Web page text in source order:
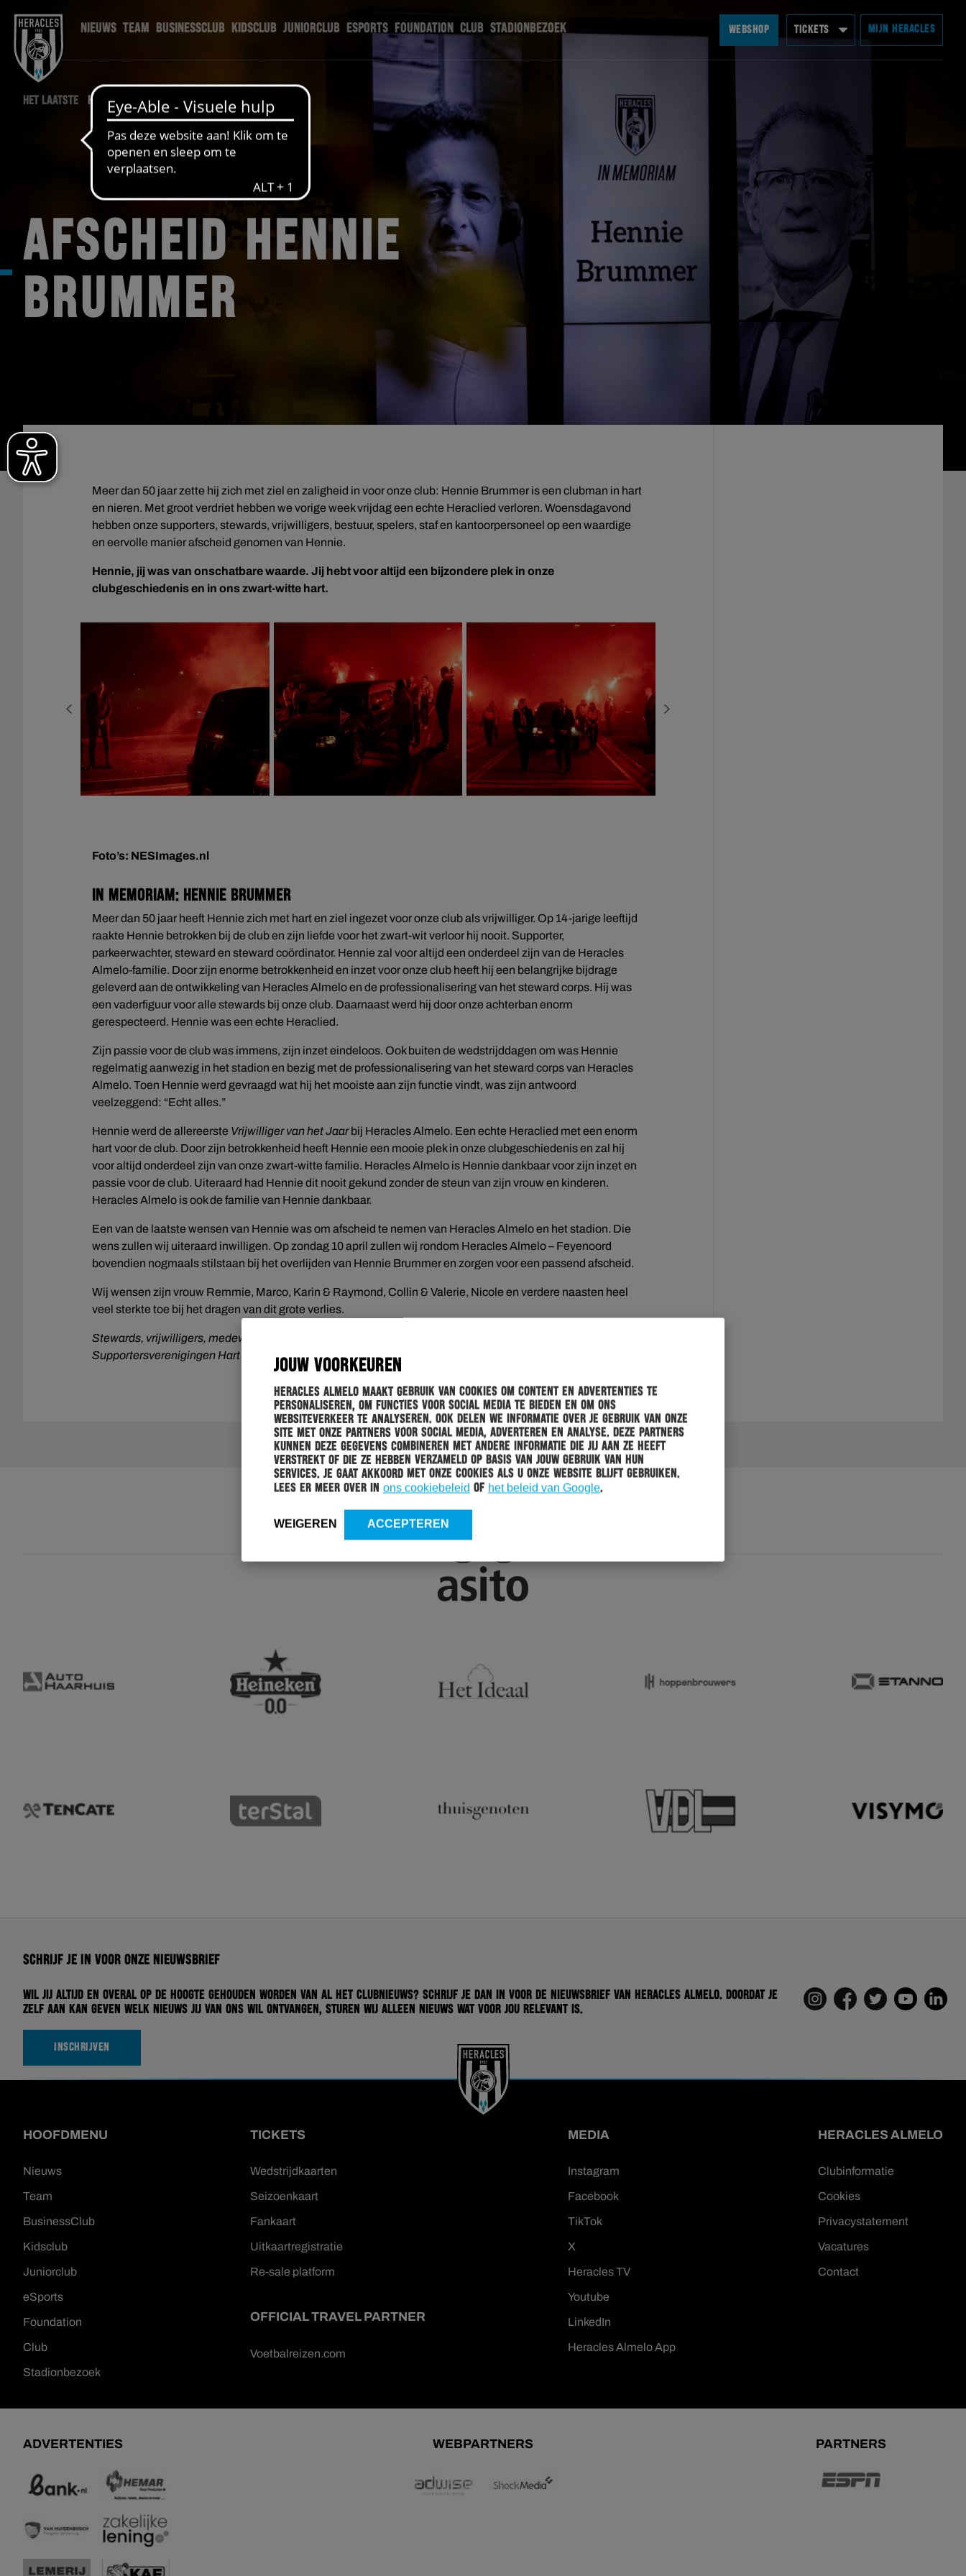
JOUW VOORKEUREN
Heracles Almelo maakt gebruik van cookies om content en advertenties te
personaliseren, om functies voor social media te bieden en om ons
websiteverkeer te analyseren. Ook delen we informatie over je gebruik van onze
site met onze partners voor social media, adverteren en analyse. Deze partners
kunnen deze gegevens combineren met andere informatie die jij aan ze heeft
verstrekt of die ze hebben verzameld op basis van jouw gebruik van hun
services. Je gaat akkoord met onze cookies als u onze website blijft gebruiken.
Lees er meer over in ons cookiebeleid of het beleid van Google.
WEIGEREN ACCEPTEREN
NIEUWS TEAM BUSINESSCLUB KIDSCLUB JUNIORCLUB ESPORTS FOUNDATION CLUB STADIONBEZOEK WEBSHOP TICKETS MIJN HERACLES
HET LAATSTE HERACLES NIEUWS
AFSCHEID HENNIE
BRUMMER
Meer dan 50 jaar zette hij zich met ziel en zaligheid in voor onze club: Hennie Brummer is een clubman in hart
en nieren. Met groot verdriet hebben we vorige week vrijdag een echte Heraclied verloren. Woensdagavond
hebben onze supporters, stewards, vrijwilligers, bestuur, spelers, staf en kantoorpersoneel op een waardige
en eervolle manier afscheid genomen van Hennie.
Hennie, jij was van onschatbare waarde. Jij hebt voor altijd een bijzondere plek in onze
clubgeschiedenis en in ons zwart-witte hart.
Foto’s: NESImages.nl
In memoriam: Hennie Brummer
Meer dan 50 jaar heeft Hennie zich met hart en ziel ingezet voor onze club als vrijwilliger. Op 14-jarige leeftijd
raakte Hennie betrokken bij de club en zijn liefde voor het zwart-wit verloor hij nooit. Supporter,
parkeerwachter, steward en steward coördinator. Hennie zal voor altijd een onderdeel zijn van de Heracles
Almelo-familie. Door zijn enorme betrokkenheid en inzet voor onze club heeft hij een belangrijke bijdrage
geleverd aan de ontwikkeling van Heracles Almelo en de professionalisering van het steward corps. Hij was
een vaderfiguur voor alle stewards bij onze club. Daarnaast werd hij door onze achterban enorm
gerespecteerd. Hennie was een echte Heraclied.
Zijn passie voor de club was immens, zijn inzet eindeloos. Ook buiten de wedstrijddagen om was Hennie
regelmatig aanwezig in het stadion en bezig met de professionalisering van het steward corps van Heracles
Almelo. Toen Hennie werd gevraagd wat hij het mooiste aan zijn functie vindt, was zijn antwoord
veelzeggend: “Echt alles.”
Hennie werd de allereerste Vrijwilliger van het Jaarbij Heracles Almelo. Een echte Heraclied met een enorm
hart voor de club. Door zijn betrokkenheid heeft Hennie een mooie plek in onze clubgeschiedenis en zal hij
voor altijd onderdeel zijn van onze zwart-witte familie. Heracles Almelo is Hennie dankbaar voor zijn inzet en
passie voor de club. Uiteraard had Hennie dit nooit gekund zonder de steun van zijn vrouw en kinderen.
Heracles Almelo is ook de familie van Hennie dankbaar.
Een van de laatste wensen van Hennie was om afscheid te nemen van Heracles Almelo en het stadion. Die
wens zullen wij uiteraard inwilligen. Op zondag 10 april zullen wij rondom Heracles Almelo – Feyenoord
bovendien nogmaals stilstaan bij het overlijden van Hennie Brummer en zorgen voor een passend afscheid.
Wij wensen zijn vrouw Remmie, Marco, Karin & Raymond, Collin & Valerie, Nicole en verdere naasten heel
veel sterkte toe bij het dragen van dit grote verlies.
Stewards, vrijwilligers, medewerkers, spelers, technische staf, directie & bestuur Heracles Almelo
Supportersverenigingen Hart voor Heracles, LOCALS1903 & Vak ’74
Schrijf je in voor onze nieuwsbrief
Wil jij altijd en overal op de hoogte gehouden worden van al het clubnieuws? Schrijf je dan in voor de nieuwsbrief van Heracles Almelo. Doordat je
zelf aan kan geven welk nieuws jij van ons wil ontvangen, sturen wij alleen nieuws wat voor jou relevant is.
INSCHRIJVEN
HOOFDMENU
Nieuws
Team
BusinessClub
Kidsclub
Juniorclub
eSports
Foundation
Club
Stadionbezoek
TICKETS
Wedstrijdkaarten
Seizoenkaart
Fankaart
Uitkaartregistratie
Re-sale platform
OFFICIAL TRAVEL PARTNER
Voetbalreizen.com
MEDIA
Instagram
Facebook
TikTok
X
Heracles TV
Youtube
LinkedIn
Heracles Almelo App
HERACLES ALMELO
Clubinformatie
Cookies
Privacystatement
Vacatures
Contact
ADVERTENTIES WEBPARTNERS PARTNERS